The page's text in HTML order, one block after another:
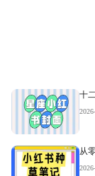
十
从